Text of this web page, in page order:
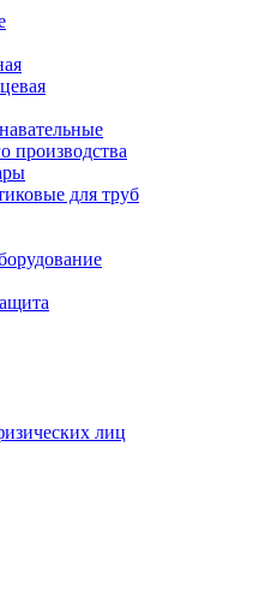
производства
для труб
лиц